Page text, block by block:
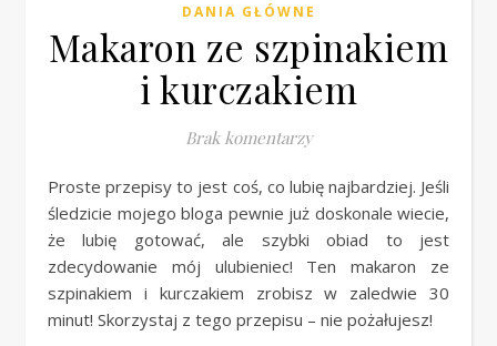
DANIA GŁÓWNE
Makaron ze szpinakiem
i kurczakiem
Brak komentarzy
Proste przepisy to jest coś, co lubię najbardziej. Jeśli
śledzicie mojego bloga pewnie już doskonale wiecie,
że lubię gotować, ale szybki obiad to jest
zdecydowanie mój ulubieniec! Ten makaron ze
szpinakiem i kurczakiem zrobisz w zaledwie 30
minut! Skorzystaj z tego przepisu – nie pożałujesz!